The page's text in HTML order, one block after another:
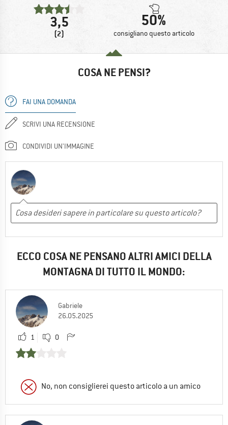
3,5
(2)
50%
consigliano questo articolo
COSA NE PENSI?
FAI UNA DOMANDA
SCRIVI UNA RECENSIONE
CONDIVIDI UN'IMMAGINE
ECCO COSA NE PENSANO ALTRI AMICI DELLA
MONTAGNA DI TUTTO IL MONDO:
Gabriele
26.05.2025
1 0
No, non consiglierei questo articolo a un amico